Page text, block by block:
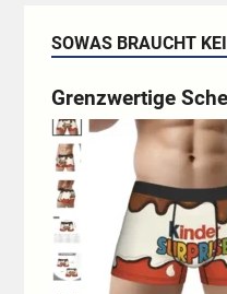
SOWAS BRAUCHT
Grenzwertige